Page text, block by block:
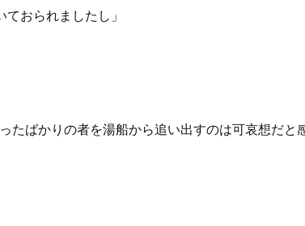
おられましたし」
ばかりの者を湯船から追い出すのは可哀想だと